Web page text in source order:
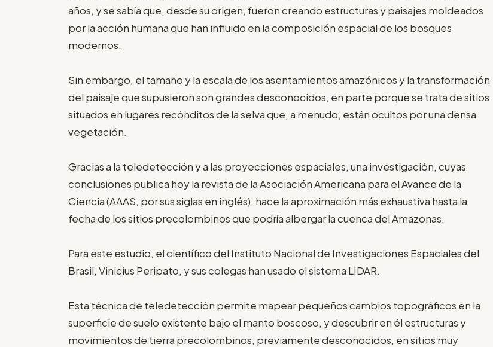
años, y se sabía que, desde su origen, fueron creando estructuras y paisajes moldeados
por la acción humana que han influido en la composición espacial de los bosques
modernos.
Sin embargo, el tamaño y la escala de los asentamientos amazónicos y la transformación
del paisaje que supusieron son grandes desconocidos, en parte porque se trata de sitios
situados en lugares recónditos de la selva que, a menudo, están ocultos por una densa
vegetación.
Gracias a la teledetección y a las proyecciones espaciales, una investigación, cuyas
conclusiones publica hoy la revista de la Asociación Americana para el Avance de la
Ciencia (AAAS, por sus siglas en inglés), hace la aproximación más exhaustiva hasta la
fecha de los sitios precolombinos que podría albergar la cuenca del Amazonas.
Para este estudio, el científico del Instituto Nacional de Investigaciones Espaciales del
Brasil, Vinicius Peripato, y sus colegas han usado el sistema LIDAR.
Esta técnica de teledetección permite mapear pequeños cambios topográficos en la
superficie de suelo existente bajo el manto boscoso, y descubrir en él estructuras y
movimientos de tierra precolombinos, previamente desconocidos, en sitios muy